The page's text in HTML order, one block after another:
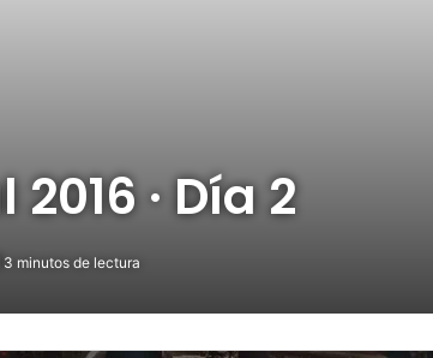
· Día 2
3 minutos de lectura